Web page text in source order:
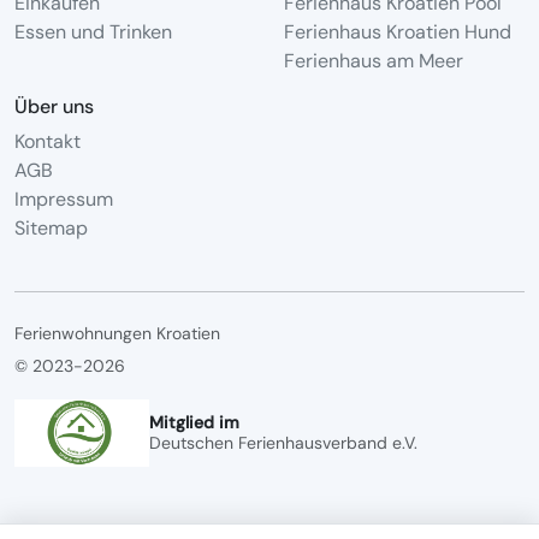
Essen und Trinken
Ferienhaus Kroatien Hund
Ferienhaus am Meer
Über uns
Kontakt
AGB
Impressum
Sitemap
Ferienwohnungen Kroatien
© 2023-2026
Mitglied im
Deutschen Ferienhausverband e.V.